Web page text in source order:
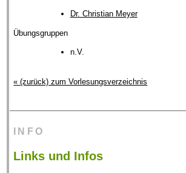
Dr. Christian Meyer
Übungsgruppen
n.V.
« (zurück) zum Vorlesungsverzeichnis
INFO
Links und Infos